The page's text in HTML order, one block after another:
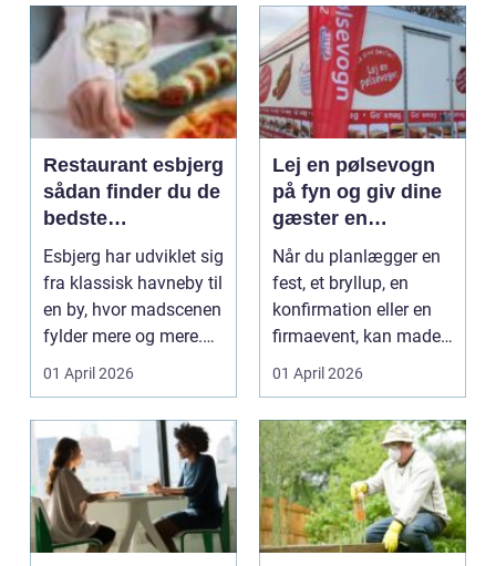
Restaurant esbjerg
sådan finder du de
bedste
spiseoplevelser i
byen
Esbjerg har udviklet sig
fra klassisk havneby til
en by, hvor madscenen
fylder mere og mere.
Du find...
01 April 2026
Lej en pølsevogn
på fyn og giv dine
gæster en
uforglemmelig
oplevelse
Når du planlægger en
fest, et bryllup, en
konfirmation eller en
firmaevent, kan maden
nemt blive et ...
01 April 2026